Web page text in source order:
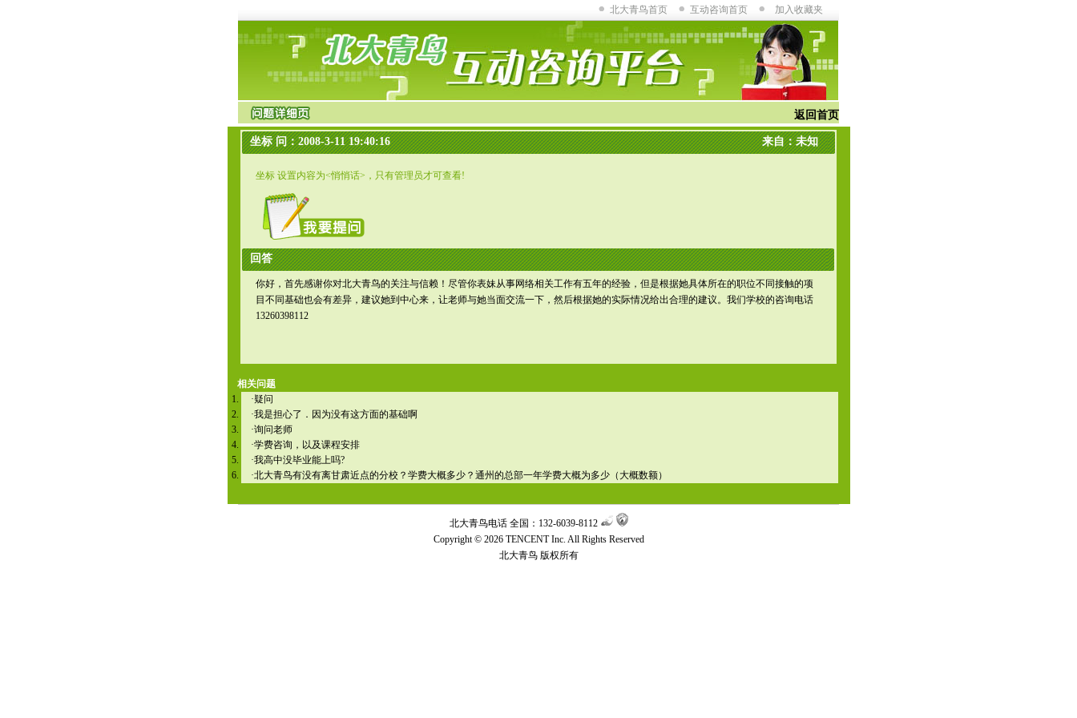
加入收藏夹
互动咨询首页
北大青鸟首页
返回首页
坐标 问：2008-3-11 19:40:16 来自：未知
坐标 设置内容为<悄悄话>，只有管理员才可查看!
回答
你好，首先感谢你对北大青鸟的关注与信赖！尽管你表妹从事网络相关工作有五年的经验，但是根据她具体所在的职位不同接触的项
目不同基础也会有差异，建议她到中心来，让老师与她当面交流一下，然后根据她的实际情况给出合理的建议。我们学校的咨询电话
13260398112
相关问题
·疑问
·我是担心了．因为没有这方面的基础啊
·询问老师
·学费咨询，以及课程安排
·我高中没毕业能上吗?
·北大青鸟有没有离甘肃近点的分校？学费大概多少？通州的总部一年学费大概为多少（大概数额）
北大青鸟电话 全国：132-6039-8112
Copyright © 2026 TENCENT Inc. All Rights Reserved
北大青鸟版权所有